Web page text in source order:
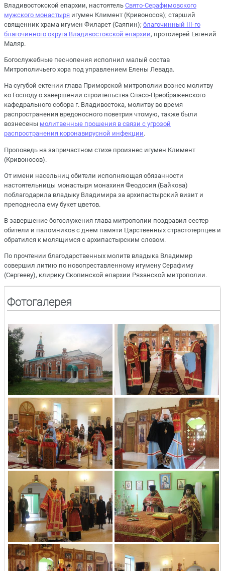
Владивостокской епархии, настоятель Свято-Серафимовского
мужского монастыря игумен Климент (Кривоносов); старший
священник храма игумен Филарет (Саяпин); благочинный III-го
благочинного округа Владивостокской епархии, протоиерей Евгений
Маляр.
Богослужебные песнопения исполнил малый состав
Митрополичьего хора под управлением Елены Левада.
На сугубой ектении глава Приморской митрополии вознес молитву
ко Господу о завершении строительства Спасо-Преображенского
кафедрального собора г. Владивостока, молитву во время
распространения вредоносного поветрия чтомую, также были
вознесены молитвенные прошения в связи с угрозой
распространения коронавирусной инфекции.
Проповедь на запричастном стихе произнес игумен Климент
(Кривоносов).
От имени насельниц обители исполняющая обязанности
настоятельницы монастыря монахиня Феодосия (Байкова)
поблагодарила владыку Владимира за архипастырский визит и
преподнесла ему букет цветов.
В завершение богослужения глава митрополии поздравил сестер
обители и паломников с днем памяти Царственных страстотерпцев и
обратился к молящимся с архипастырским словом.
По прочтении благодарственных молитв владыка Владимир
совершил литию по новопреставленному игумену Серафиму
(Сергееву), клирику Скопинской епархии Рязанской митрополии.
Фотогалерея